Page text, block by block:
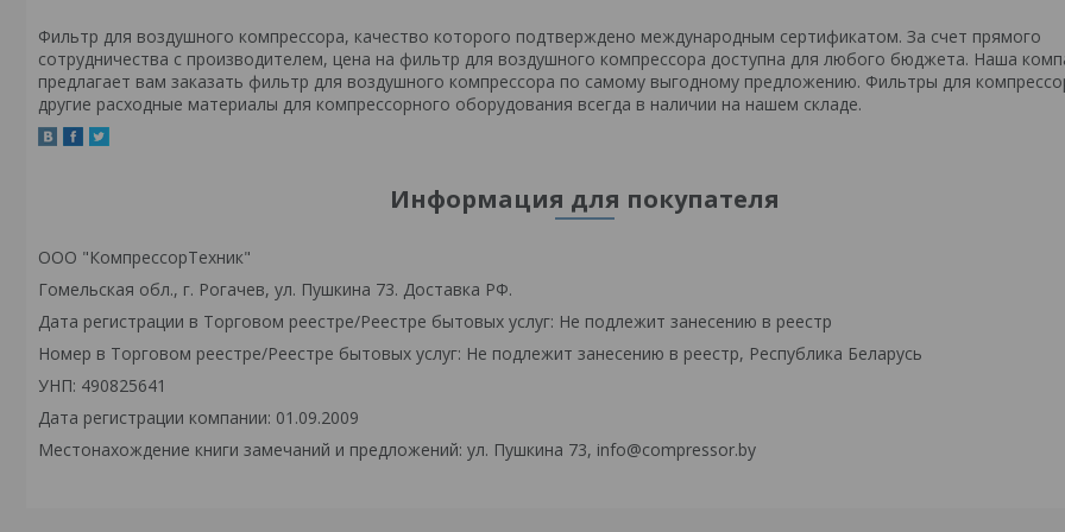
Фильтр для воздушного компрессора, качество которого подтверждено международным сертификатом. За счет прямого
сотрудничества с производителем, цена на фильтр для воздушного компрессора доступна для любого бюджета. Наша
предлагает вам заказать фильтр для воздушного компрессора по самому выгодному предложению. Фильтры для
другие расходные материалы для компрессорного оборудования всегда в наличии на нашем складе.
Информация для покупателя
ООО "КомпрессорТехник"
Гомельская обл., г. Рогачев, ул. Пушкина 73. Доставка РФ.
Дата регистрации в Торговом реестре/Реестре бытовых услуг: Не подлежит занесению в реестр
Номер в Торговом реестре/Реестре бытовых услуг: Не подлежит занесению в реестр, Республика Беларусь
УНП: 490825641
Дата регистрации компании: 01.09.2009
Местонахождение книги замечаний и предложений: ул. Пушкина 73, info@compressor.by